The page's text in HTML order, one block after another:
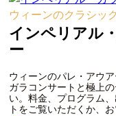
ウィーンのクラシッ
インペリアル
ー
ウィーンのパレ・アウ
ガラコンサートと極上
い。料金、プログラム
トをご覧いただくか、